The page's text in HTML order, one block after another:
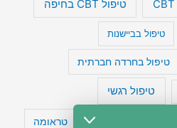
טיפול CBT בחיפה
טיפול בביישנות
טיפול בחרדה חברתית
טיפול רגשי
טעויות חשיבה טראומה